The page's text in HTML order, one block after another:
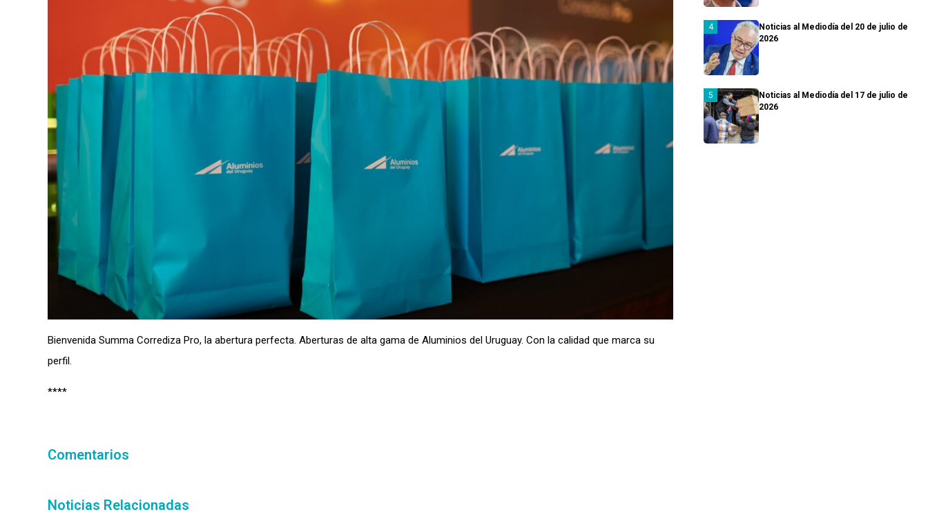
Bienvenida Summa Corrediza Pro, la abertura perfecta. Aberturas de alta gama de Aluminios del Uruguay. Con la calidad que marca su
perfil.
****
Comentarios
Noticias Relacionadas
Noticias al Mediodía del 20 de julio de
2026
Noticias al Mediodía del 17 de julio de
2026